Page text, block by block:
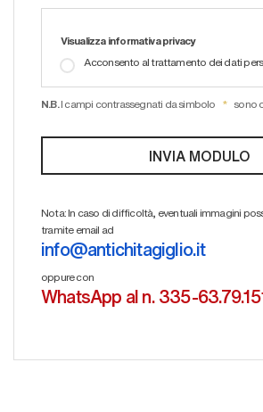
Visualizza informativa privacy
Acconsento al trattamento dei dati
N.B. I campi contrassegnati da simbolo sono
Nota: In caso di difficoltà, eventuali immagini
tramite email ad
info@antichitagiglio.it
oppure con
WhatsApp al n. 335-